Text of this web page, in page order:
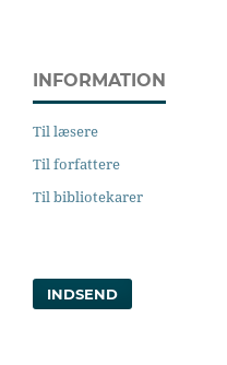
INFORMATION
Til læsere
Til forfattere
Til bibliotekarer
INDSEND